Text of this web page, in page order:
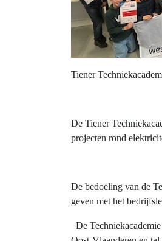
Tiener
De Tiener
projecten rond
De bedoeling van de
geven met het
De